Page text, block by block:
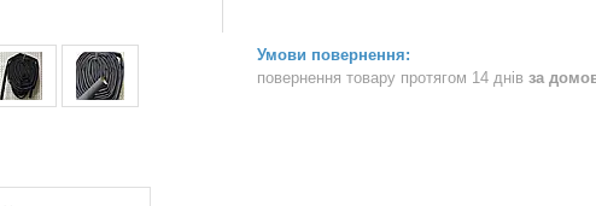
повернення товару протягом 14 днів за